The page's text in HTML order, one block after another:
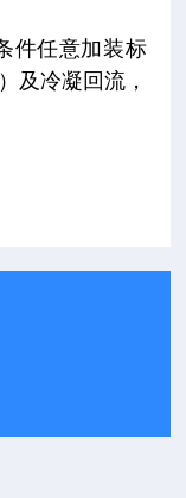
件任意加装标
及冷凝回流，